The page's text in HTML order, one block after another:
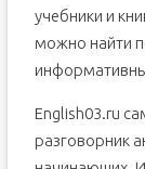
учебники и
можно найти
English03.ru
разговорник